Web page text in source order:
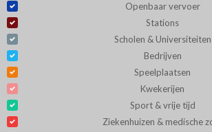
Openbaar vervoer
Stations
Scholen & Universiteiten
Bedrijven
Speelplaatsen
Kwekerijen
Sport & vrije tijd
Ziekenhuizen & medische